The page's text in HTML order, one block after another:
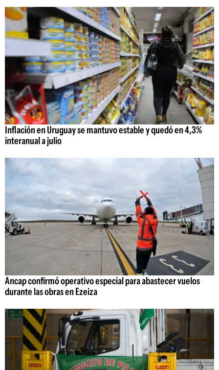
Inflación en Uruguay se mantuvo estable y quedó en 4,3%
interanual a julio
Ancap confirmó operativo especial para abastecer vuelos
durante las obras en Ezeiza